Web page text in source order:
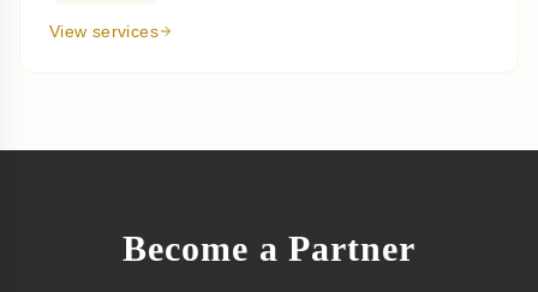
View services
Become a Partner